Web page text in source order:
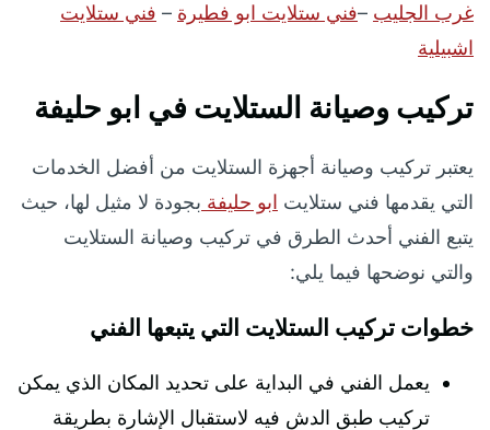
غرب الجليب –فني ستلايت ابو فطيرة – فني ستلايت
اشبيلية
تركيب وصيانة الستلايت في ابو حليفة
يعتبر تركيب وصيانة أجهزة الستلايت من أفضل الخدمات
التي يقدمها فني ستلايت ابو حليفة بجودة لا مثيل لها، حيث
يتبع الفني أحدث الطرق في تركيب وصيانة الستلايت
والتي نوضحها فيما يلي:
خطوات تركيب الستلايت التي يتبعها الفني
يعمل الفني في البداية على تحديد المكان الذي يمكن
تركيب طبق الدش فيه لاستقبال الإشارة بطريقة